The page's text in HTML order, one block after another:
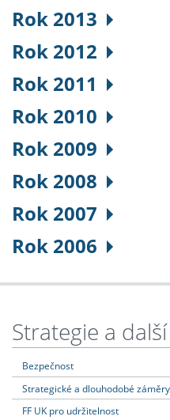
Rok 2013
Rok 2012
Rok 2011
Rok 2010
Rok 2009
Rok 2008
Rok 2007
Rok 2006
Strategie a
Bezpečnost
Strategické a dlouhodobé záměry
FF UK pro udržitelnost